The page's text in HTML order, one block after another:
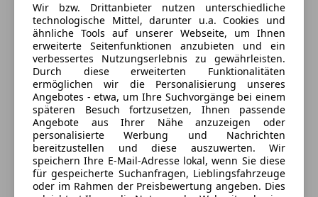
Verkäufer Privat
2170 Poysdorf, AT
Anbieter kontaktieren
Deine Nachricht
Wir bzw. Drittanbieter nutzen unterschiedliche
technologische Mittel, darunter u.a. Cookies und
ähnliche Tools auf unserer Webseite, um Ihnen
erweiterte Seitenfunktionen anzubieten und ein
verbessertes Nutzungserlebnis zu gewährleisten.
Durch diese erweiterten Funktionalitäten
ermöglichen wir die Personalisierung unseres
Angebotes - etwa, um Ihre Suchvorgänge bei einem
späteren Besuch fortzusetzen, Ihnen passende
Angebote aus Ihrer Nähe anzuzeigen oder
personalisierte Werbung und Nachrichten
bereitzustellen und diese auszuwerten. Wir
speichern Ihre E-Mail-Adresse lokal, wenn Sie diese
für gespeicherte Suchanfragen, Lieblingsfahrzeuge
oder im Rahmen der Preisbewertung angeben. Dies